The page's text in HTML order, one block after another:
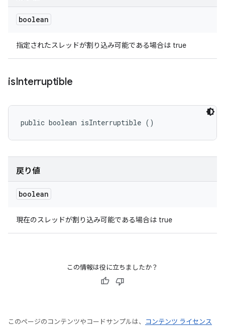
boolean
指定されたスレッドが割り込み可能である場合は true
isInterruptible
public boolean isInterruptible ()
戻り値
boolean
現在のスレッドが割り込み可能である場合は true
この情報は役に立ちましたか？
このページのコンテンツやコードサンプルは、
コンテンツ ライセンス